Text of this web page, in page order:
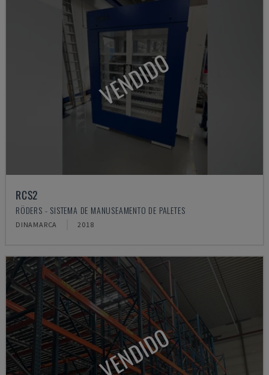
VENDIDO
RCS2
RÖDERS - SISTEMA DE MANUSEAMENTO DE PALETES
DINAMARCA 2018
VENDIDO